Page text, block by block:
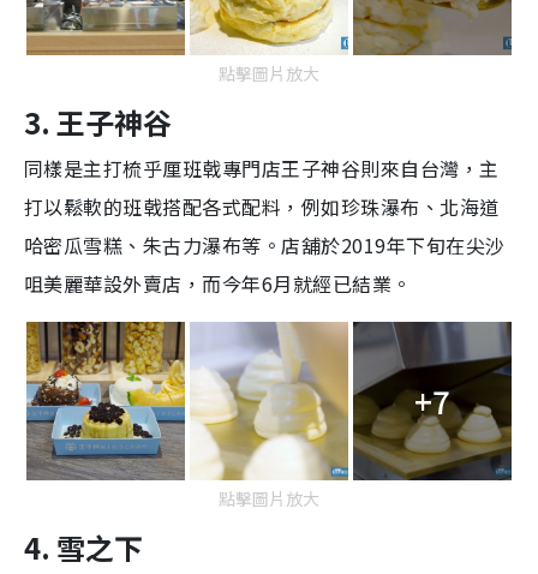
點擊圖片放大
3. 王子神谷
同樣是主打梳乎厘班戟專門店王子神谷則來自台灣，主
打以鬆軟的班戟搭配各式配料，例如珍珠瀑布、北海道
哈密瓜雪糕、朱古力瀑布等。店舖於2019年下旬在尖沙
咀美麗華設外賣店，而今年6月就經已結業。
+7
點擊圖片放大
4. 雪之下